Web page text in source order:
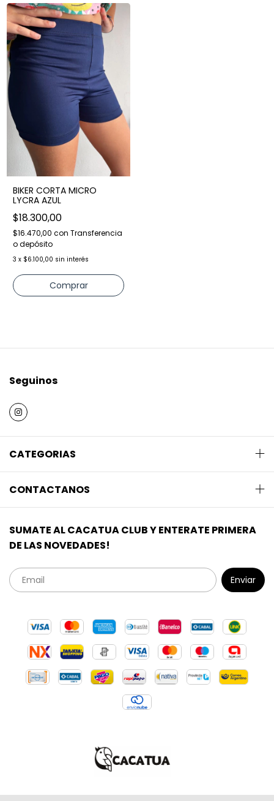
BIKER CORTA MICRO
LYCRA AZUL
$18.300,00
$16.470,00 con Transferencia
o depósito
3 x $6.100,00 sin interés
Comprar
Seguinos
CATEGORIAS
CONTACTANOS
SUMATE AL CACATUA CLUB Y ENTERATE PRIMERA
DE LAS NOVEDADES!